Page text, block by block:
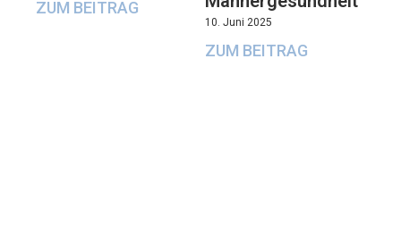
ZUM BEITRAG
10. Juni 2025
ZUM BEITRAG